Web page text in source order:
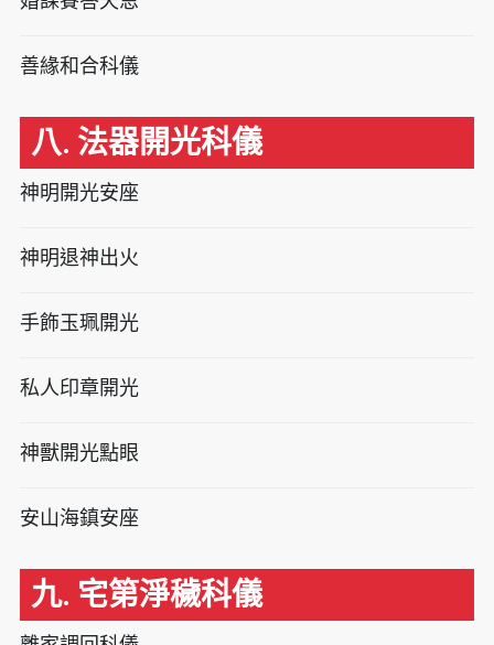
善緣和合科儀
八. 法器開光科儀
神明開光安座
神明退神出火
手飾玉珮開光
私人印章開光
神獸開光點眼
安山海鎮安座
九. 宅第淨穢科儀